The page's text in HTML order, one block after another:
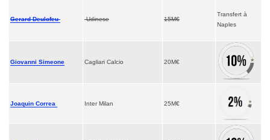
Gerard Deulofeu Udinese 15M€
Transfert à
Naples
Giovanni Simeone Cagliari Calcio 20M€
Joaquin Correa Inter Milan 25M€